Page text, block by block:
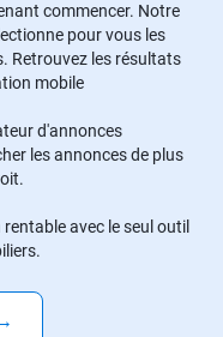
commencer. Notre
pour vous les
Retrouvez les résultats
mobile
d'annonces
les annonces de plus
avec le seul outil